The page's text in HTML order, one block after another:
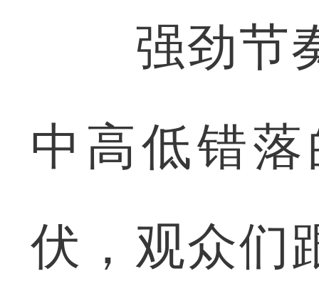
强劲节奏
中高低错
伏，观众们